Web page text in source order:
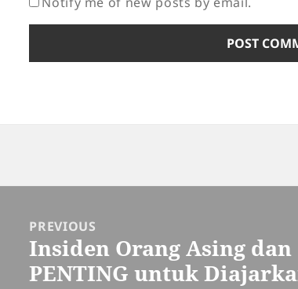
PREVIOUS
Previous
post:
Insiden Orang Asing
PENTING untuk